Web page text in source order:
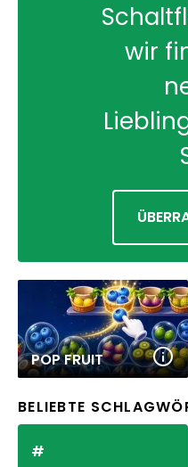
wir
POP FRUIT
BELIEBTE